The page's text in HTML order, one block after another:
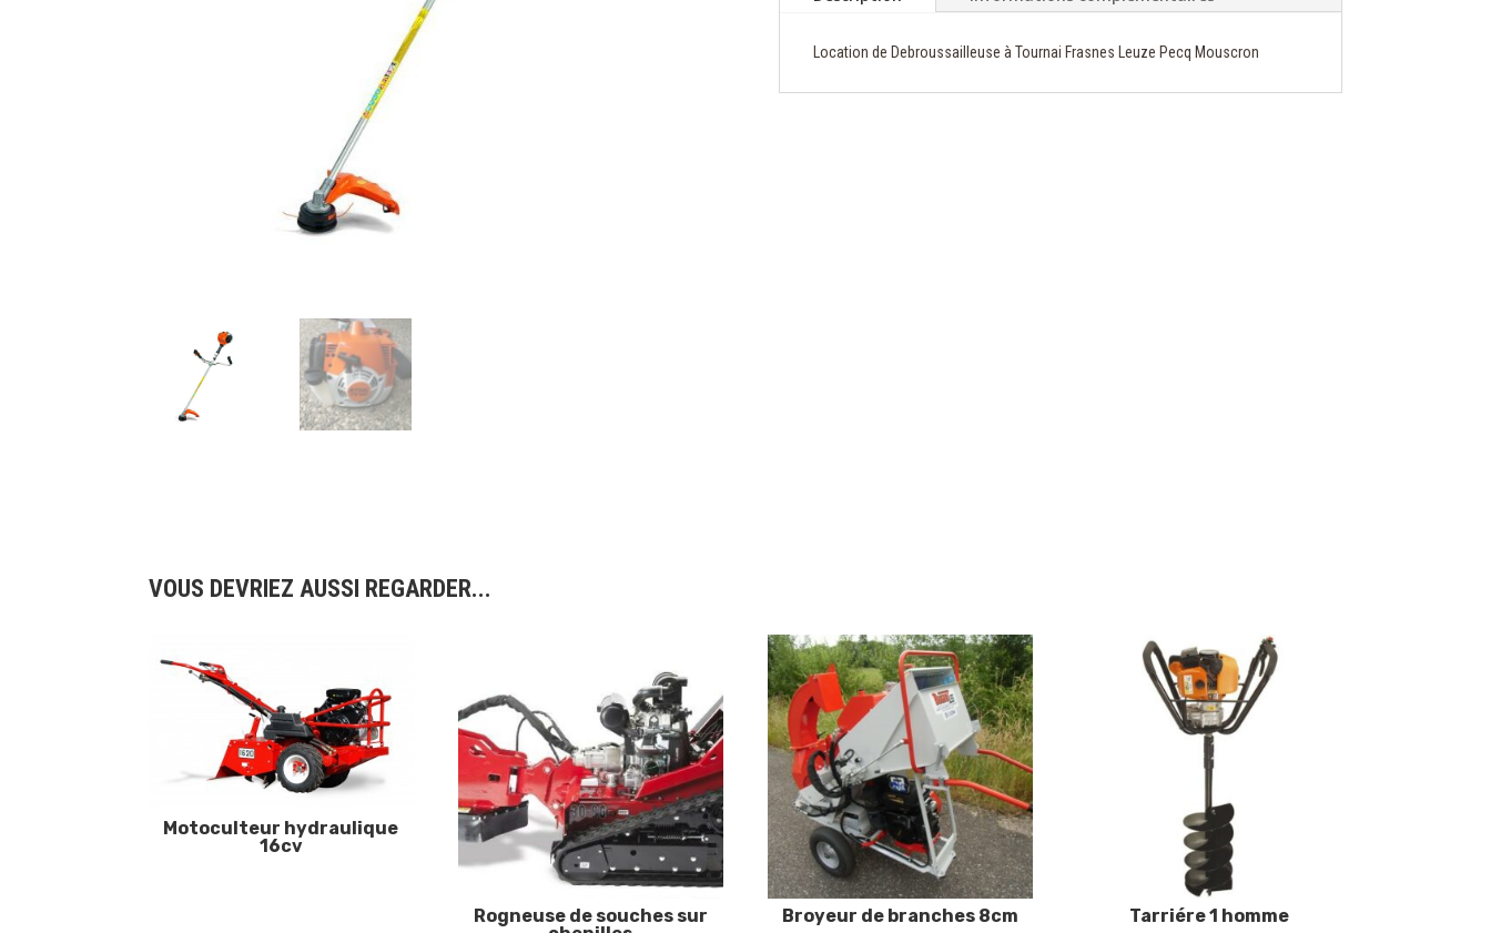
Location de Debroussailleuse à Tournai Frasnes Leuze Pecq Mouscron
VOUS DEVRIEZ AUSSI REGARDER...
Motoculteur hydraulique
16cv
Rogneuse de souches sur
Broyeur de branches 8cm Tarriére 1 homme